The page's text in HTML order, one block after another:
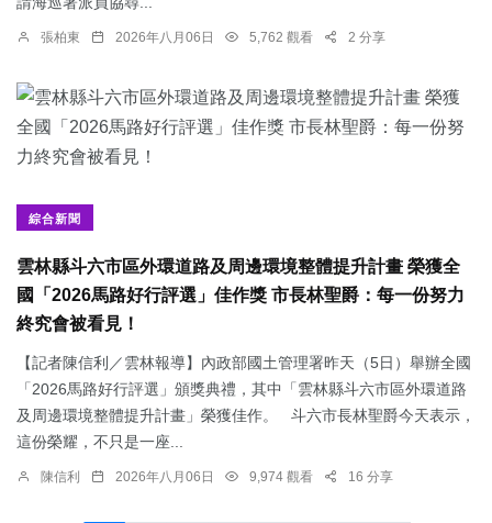
張柏東 2026年八月06日 5,762 觀看 2 分享
綜合新聞
雲林縣斗六市區外環道路及周邊環境整體提升計畫 榮獲全
國「2026馬路好行評選」佳作獎 市長林聖爵：每一份努力
終究會被看見！
【記者陳信利／雲林報導】內政部國土管理署昨天（5日）舉辦全國
「2026馬路好行評選」頒獎典禮，其中「雲林縣斗六市區外環道路
及周邊環境整體提升計畫」榮獲佳作。 斗六市長林聖爵今天表示，
這份榮耀，不只是一座...
陳信利 2026年八月06日 9,974 觀看 16 分享